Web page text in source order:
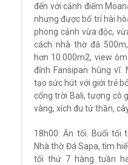
đến với cảnh điểm
nhưng được bố trí hài
phong cảnh vừa độc,
cách nhà thờ đá
hơn 10.000m2, view
đỉnh Fansipan hùng vĩ.
tạo sức hút với giới trẻ
cổng trời Bali, tượng cô
vàng, xích đu tử thần,
18h00: Ăn tối. Buổi tối
Nhà thờ Đá Sapa, tìm
tối thứ 7 hàng tuần